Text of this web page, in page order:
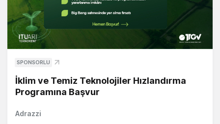
SPONSORLU
İklim ve Temiz Teknolojiler Hızlandırma
Programına Başvur
Adrazzi